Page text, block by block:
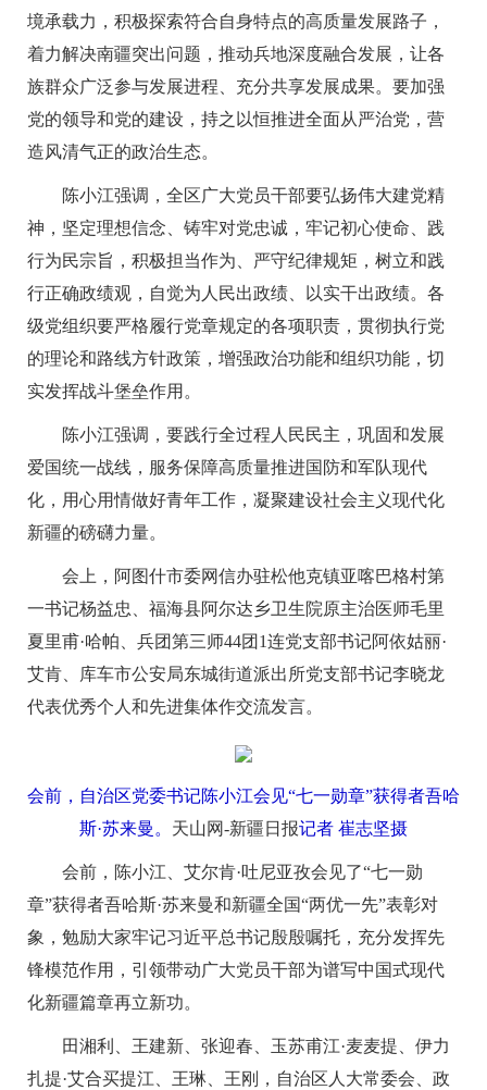
境承载力，积极探索符合自身特点的高质量发展路子，
着力解决南疆突出问题，推动兵地深度融合发展，让各
族群众广泛参与发展进程、充分共享发展成果。要加强
党的领导和党的建设，持之以恒推进全面从严治党，营
造风清气正的政治生态。
陈小江强调，全区广大党员干部要弘扬伟大建党精
神，坚定理想信念、铸牢对党忠诚，牢记初心使命、践
行为民宗旨，积极担当作为、严守纪律规矩，树立和践
行正确政绩观，自觉为人民出政绩、以实干出政绩。各
级党组织要严格履行党章规定的各项职责，贯彻执行党
的理论和路线方针政策，增强政治功能和组织功能，切
实发挥战斗堡垒作用。
陈小江强调，要践行全过程人民民主，巩固和发展
爱国统一战线，服务保障高质量推进国防和军队现代
化，用心用情做好青年工作，凝聚建设社会主义现代化
新疆的磅礴力量。
会上，阿图什市委网信办驻松他克镇亚喀巴格村第
一书记杨益忠、福海县阿尔达乡卫生院原主治医师毛里
夏里甫·哈帕、兵团第三师44团1连党支部书记阿依姑丽·
艾肯、库车市公安局东城街道派出所党支部书记李晓龙
代表优秀个人和先进集体作交流发言。
会前，自治区党委书记陈小江会见“七一勋章”获得者吾哈
斯·苏来曼。 天山网-新疆日报记者 崔志坚摄
会前，陈小江、艾尔肯·吐尼亚孜会见了“七一勋
章”获得者吾哈斯·苏来曼和新疆全国“两优一先”表彰对
象，勉励大家牢记习近平总书记殷殷嘱托，充分发挥先
锋模范作用，引领带动广大党员干部为谱写中国式现代
化新疆篇章再立新功。
田湘利、王建新、张迎春、玉苏甫江·麦麦提、伊力
扎提·艾合买提江、王琳、王刚，自治区人大常委会、政